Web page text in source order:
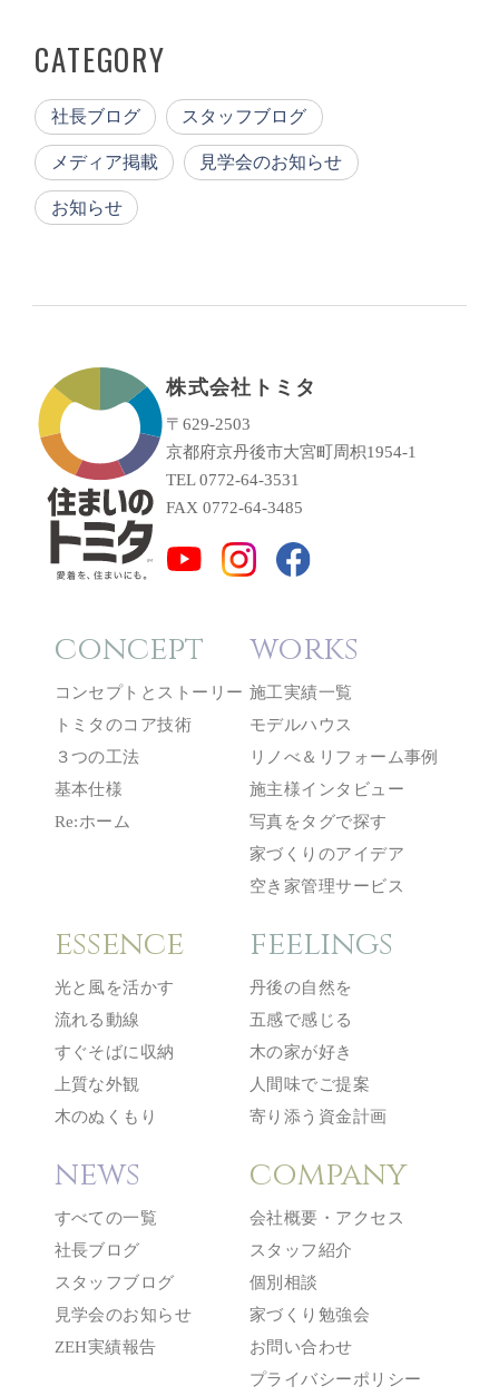
CATEGORY
社長ブログ スタッフブログ
メディア掲載 見学会のお知らせ
お知らせ
株式会社トミタ
〒629-2503
京都府京丹後市大宮町周枳1954-1
TEL 0772-64-3531
FAX 0772-64-3485
concept
コンセプトとストーリー
トミタのコア技術
３つの工法
基本仕様
Re:ホーム
works
施工実績一覧
モデルハウス
リノべ＆リフォーム事例
施主様インタビュー
写真をタグで探す
家づくりのアイデア
空き家管理サービス
essence
光と風を活かす
流れる動線
すぐそばに収納
上質な外観
木のぬくもり
feelings
丹後の自然を
五感で感じる
木の家が好き
人間味でご提案
寄り添う資金計画
news
すべての一覧
社長ブログ
スタッフブログ
見学会のお知らせ
ZEH実績報告
company
会社概要・アクセス
スタッフ紹介
個別相談
家づくり勉強会
お問い合わせ
プライバシーポリシー